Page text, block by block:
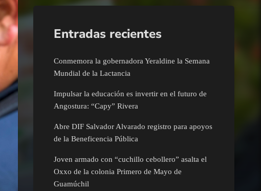
Entradas recientes
Conmemora la gobernadora Yeraldine la Semana
Mundial de la Lactancia
Impulsar la educación es invertir en el futuro de
Angostura: “Capy” Rivera
Abre DIF Salvador Alvarado registro para apoyos
de la Beneficencia Pública
Joven armado con “cuchillo cebollero” asalta el
Oxxo de la colonia Primero de Mayo de
Guamúchil